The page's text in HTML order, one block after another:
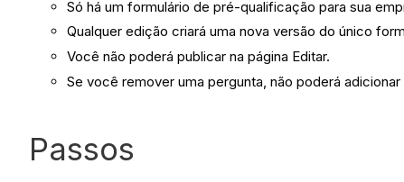
Só há um formulário de pré-qualificação para sua
Qualquer edição criará uma nova versão do único
Você não poderá publicar na página Editar.
Se você remover uma pergunta, não poderá
Passos